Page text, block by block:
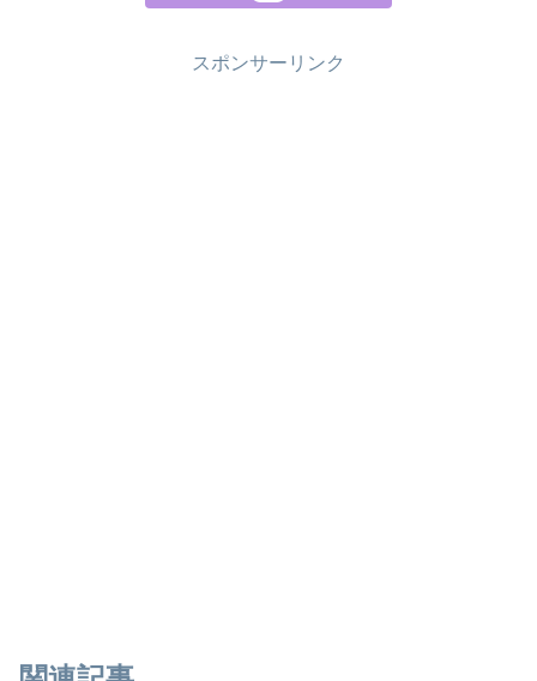
スポンサーリンク